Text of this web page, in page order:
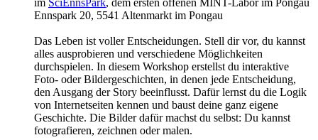
im SciEnnsPark, dem ersten offenen MINT-Labor im Pongau
Ennspark 20, 5541 Altenmarkt im Pongau
Das Leben ist voller Entscheidungen. Stell dir vor, du kannst
alles ausprobieren und verschiedene Möglichkeiten
durchspielen. In diesem Workshop erstellst du interaktive
Foto- oder Bildergeschichten, in denen jede Entscheidung,
den Ausgang der Story beeinflusst. Dafür lernst du die Logik
von Internetseiten kennen und baust deine ganz eigene
Geschichte. Die Bilder dafür machst du selbst: Du kannst
fotografieren, zeichnen oder malen.